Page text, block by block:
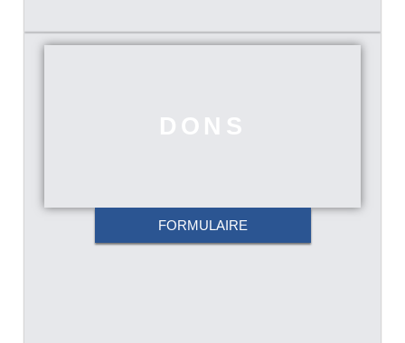
DONS
FORMULAIRE